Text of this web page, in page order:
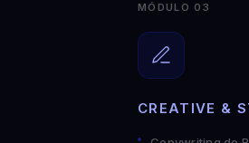
MÓDULO 03
CREATIVE &